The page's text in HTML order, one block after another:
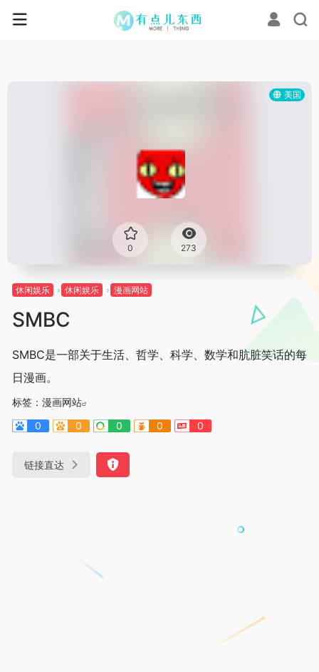
美国
0 273
休闲娱乐 休闲娱乐 漫画网站
SMBC
SMBC是一部关于生活、哲学、科学、数学和肮脏笑话的每
日漫画。
标签： 漫画网站
0
0 0 0 0
链接直达